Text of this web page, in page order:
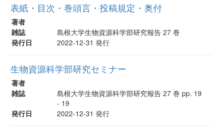
表紙・目次・巻頭言・投稿規定・奥付
著者
雑誌
島根大学生物資源科学部研究報告 27 巻
発行日
2022-12-31 発行
生物資源科学部研究セミナー
著者
雑誌
島根大学生物資源科学部研究報告 27 巻 pp. 19
- 19
発行日
2022-12-31 発行